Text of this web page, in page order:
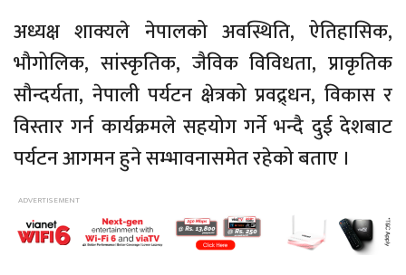
अध्यक्ष शाक्यले नेपालको अवस्थिति, ऐतिहासिक,
भौगोलिक, सांस्कृतिक, जैविक विविधता, प्राकृतिक
सौन्दर्यता, नेपाली पर्यटन क्षेत्रको प्रवद्र्धन, विकास र
विस्तार गर्न कार्यक्रमले सहयोग गर्ने भन्दै दुई देशबाट
पर्यटन आगमन हुने सम्भावनासमेत रहेको बताए ।